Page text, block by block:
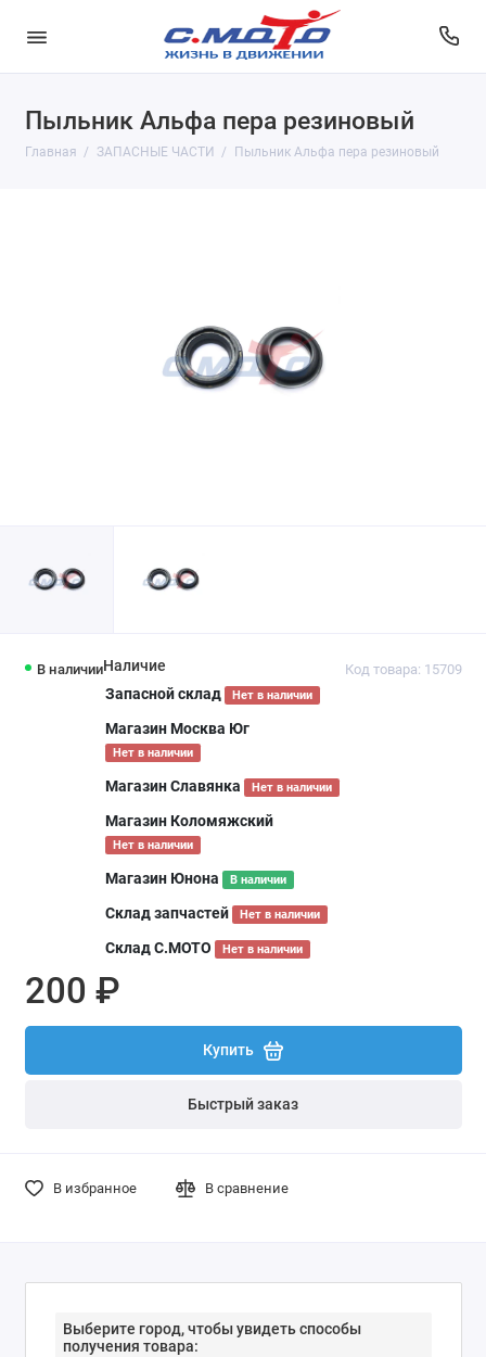
Пыльник Альфа пера резиновый
Главная ЗАПАСНЫЕ ЧАСТИ Пыльник Альфа пера резиновый
В наличии Код товара: 15709
Наличие
Запасной склад
Нет в наличии
Магазин Москва Юг
Нет в наличии
Магазин Славянка Нет в наличии
Магазин Коломяжский
Нет в наличии
Магазин Юнона В наличии
Склад запчастей Нет в наличии
Склад С.МОТО Нет в наличии
200 ₽
Купить
Быстрый заказ
В избранное В сравнение
Выберите город, чтобы увидеть способы
получения товара: